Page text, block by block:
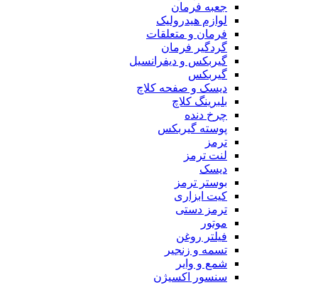
جعبه فرمان
لوازم هیدرولیک
فرمان و متعلقات
گردگیر فرمان
گیربکس و دیفرانسیل
گیربکس
دیسک و صفحه کلاچ
بلبرینگ کلاچ
چرخ دنده
پوسته گیربکس
ترمز
لنت ترمز
دیسک
بوستر ترمز
کیت ابزاری
ترمز دستی
موتور
فیلتر روغن
تسمه و زنجیر
شمع و وایر
سنسور اکسیژن